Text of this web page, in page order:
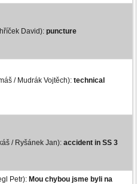
David): puncture
/ Mudrák Vojtěch): technical
/ Ryšánek Jan): accident in SS 3
Petr): Mou chybou jsme byli na